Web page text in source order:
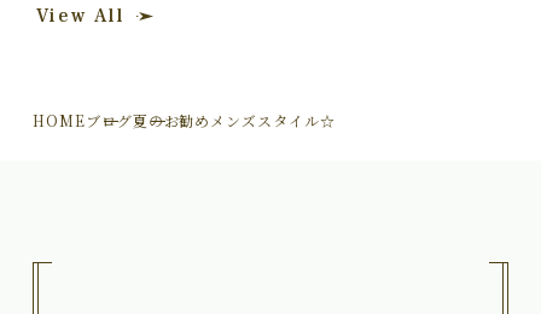
View All
HOMEブログ夏のお勧めメンズスタイル☆